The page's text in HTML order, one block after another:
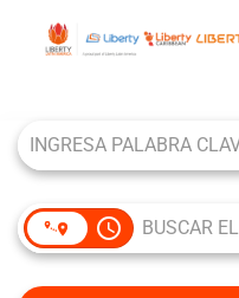
QUIÉNES SOMOS
COMUNIDAD DE TALENTO
access_time